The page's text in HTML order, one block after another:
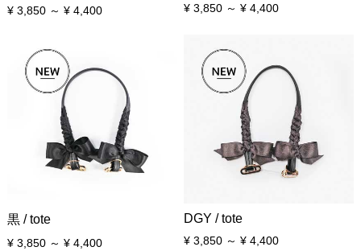
¥ 3,850 ～ ¥ 4,400 ¥ 3,850 ～ ¥ 4,400
黒 / tote
¥ 3,850 ～ ¥ 4,400
DGY / tote
¥ 3,850 ～ ¥ 4,400